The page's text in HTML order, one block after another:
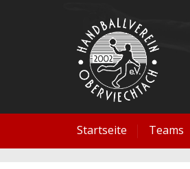
Startseite Teams